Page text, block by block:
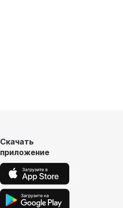
Скачать
приложение